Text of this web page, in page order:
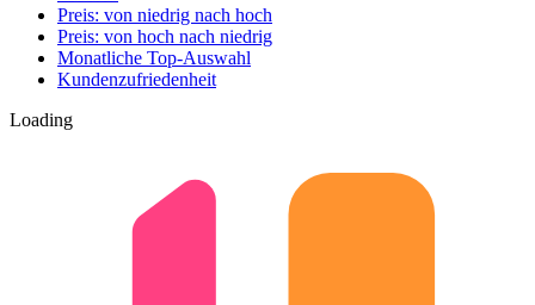
Preis: von niedrig nach hoch
Preis: von hoch nach niedrig
Monatliche Top-Auswahl
Kundenzufriedenheit
Loading